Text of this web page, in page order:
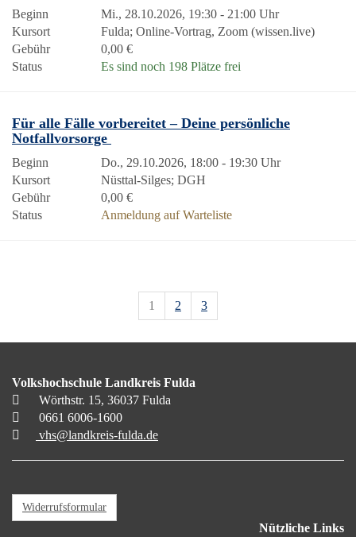
Beginn
Mi., 28.10.2026, 19:30 - 21:00 Uhr
Kursort
Fulda; Online-Vortrag, Zoom (wissen.live)
Gebühr
0,00 €
Status
Es sind noch 198 Plätze frei
Für alle Fälle vorbereitet – Deine persönliche
Notfallvorsorge
Beginn
Do., 29.10.2026, 18:00 - 19:30 Uhr
Kursort
Nüsttal-Silges; DGH
Gebühr
0,00 €
Status
Anmeldung auf Warteliste
1 2 3
Volkshochschule Landkreis Fulda
Wörthstr. 15, 36037 Fulda
0661 6006-1600
vhs@landkreis-fulda.de
Widerrufsformular
Nützliche Links